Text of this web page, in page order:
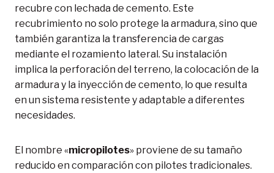
recubre con lechada de cemento. Este
recubrimiento no solo protege la armadura, sino que
también garantiza la transferencia de cargas
mediante el rozamiento lateral. Su instalación
implica la perforación del terreno, la colocación de la
armadura y la inyección de cemento, lo que resulta
en un sistema resistente y adaptable a diferentes
necesidades.
El nombre «micropilotes» proviene de su tamaño
reducido en comparación con pilotes tradicionales.